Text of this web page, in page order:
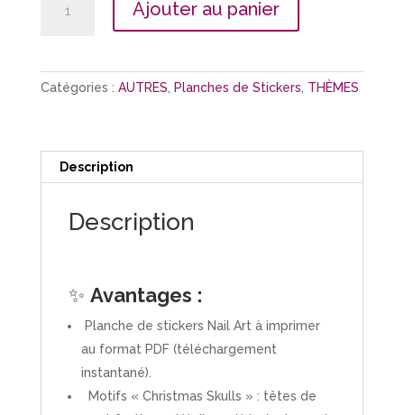
Skulls"
Ajouter au panier
Catégories : AUTRES Planches de Stickers THÈMES
Description
Description
✨ Avantages :
Planche de stickers Nail Art à imprimer
au format PDF (téléchargement
instantané).
Motifs « Christmas Skulls » : têtes de